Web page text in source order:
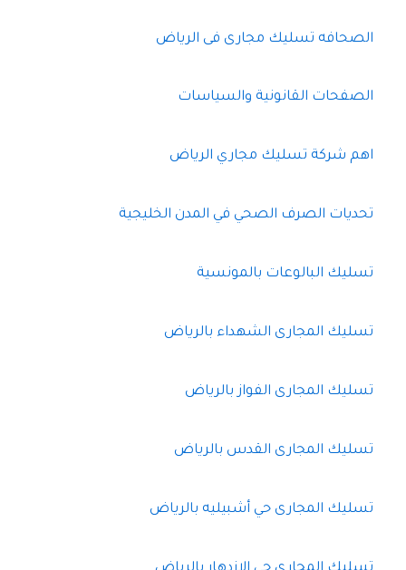
الصحافه تسليك مجارى فى الرياض
الصفحات القانونية والسياسات
اهم شركة تسليك مجاري الرياض
تحديات الصرف الصحي في المدن الخليجية
تسليك البالوعات بالمونسية
تسليك المجارى الشهداء بالرياض
تسليك المجارى الفواز بالرياض
تسليك المجارى القدس بالرياض
تسليك المجارى حي أشبيليه بالرياض